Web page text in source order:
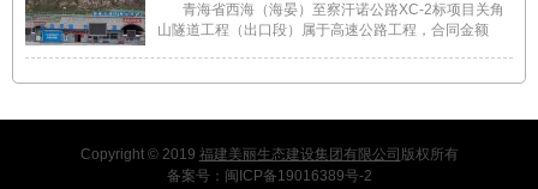
青海省西海（海晏）至察汗诺公路XC-2标项目关角
山隧道工程（出口段）属于高速公路工程，合同金额
Copyright © 2019 福建美丽生态建设集团有限公司 版权所有
备案号： 闽ICP备19016389号-2